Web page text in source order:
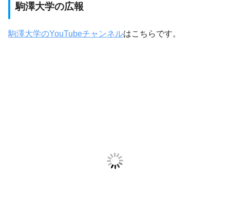
駒澤大学の広報
駒澤大学のYouTubeチャンネルはこちらです。